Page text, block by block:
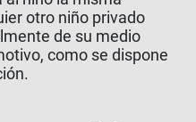
otro niño privado
de su medio
como se dispone